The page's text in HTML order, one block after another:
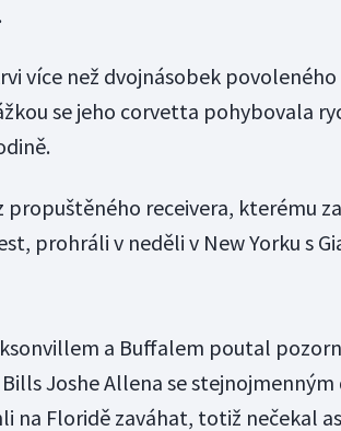
více než dvojnásobek
se jeho corvetta pohybovala
propuštěného receivera, kterému
prohráli v neděli v New Yorku s
a Buffalem poutal
Joshe Allena se
na Floridě zaváhat, totiž nečekal